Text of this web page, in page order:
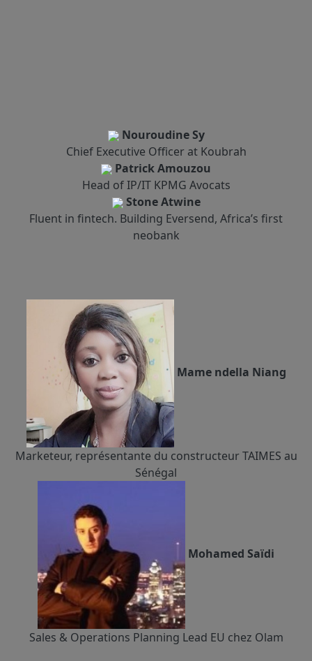
A travers 4 grands panels pour faire l'état des lieux et
comprendre les enjeux et évolution du commerce numérique
dans le continent:
Moyen de paiement et Inclusion finance en Afrique.
Startups dans le e-commerce Africain.
Nouroudine Sy
Chief Executive Officer at Koubrah
Patrick Amouzou
Head of IP/IT KPMG Avocats
Stone Atwine
Fluent in fintech. Building Eversend, Africa’s first
neobank
Mame ndella Niang
Marketeur, représentante du constructeur TAIMES au
Sénégal
Mohamed Saïdi
Sales & Operations Planning Lead EU chez Olam